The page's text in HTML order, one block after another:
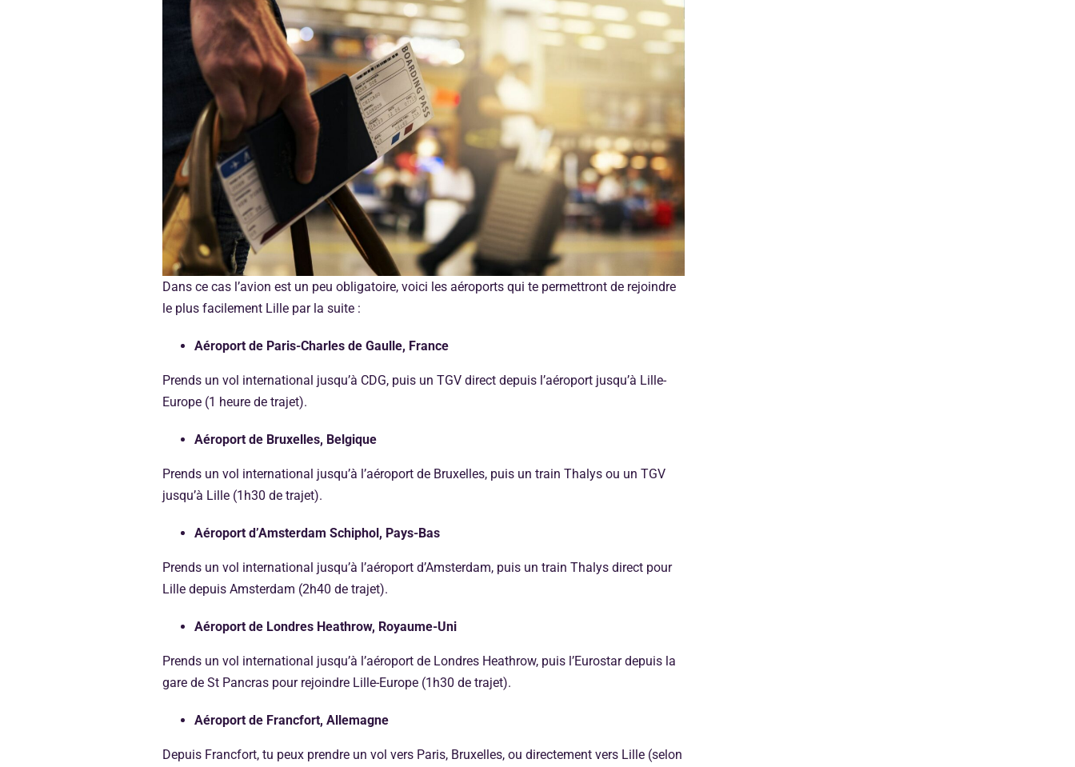
Dans ce cas l’avion est un peu obligatoire, voici les aéroports qui te permettront de rejoindre
le plus facilement Lille par la suite :
Aéroport de Paris-Charles de Gaulle, France
Prends un vol international jusqu’à CDG, puis un TGV direct depuis l’aéroport jusqu’à Lille-
Europe (1 heure de trajet).
Aéroport de Bruxelles, Belgique
Prends un vol international jusqu’à l’aéroport de Bruxelles, puis un train Thalys ou un TGV
jusqu’à Lille (1h30 de trajet).
Aéroport d’Amsterdam Schiphol, Pays-Bas
Prends un vol international jusqu’à l’aéroport d’Amsterdam, puis un train Thalys direct pour
Lille depuis Amsterdam (2h40 de trajet).
Aéroport de Londres Heathrow, Royaume-Uni
Prends un vol international jusqu’à l’aéroport de Londres Heathrow, puis l’Eurostar depuis la
gare de St Pancras pour rejoindre Lille-Europe (1h30 de trajet).
Aéroport de Francfort, Allemagne
Depuis Francfort, tu peux prendre un vol vers Paris, Bruxelles, ou directement vers Lille (selon